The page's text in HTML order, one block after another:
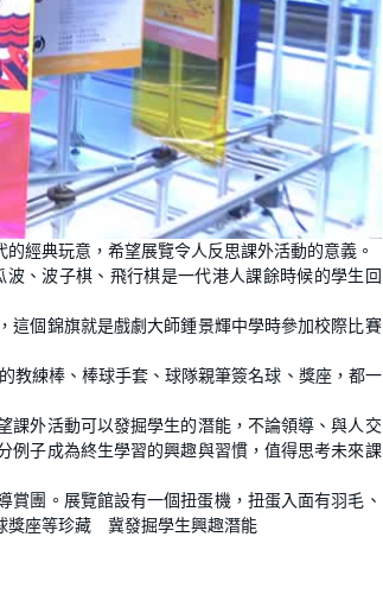
經典玩意，希望展覽令人反思課外活動的意義。
、波子棋、飛行棋是一代港人課餘時候的學生回
這個錦旗就是戲劇大師鍾景輝中學時參加校際比賽
教練棒、棒球手套、球隊親筆簽名球、獎座，都一
課外活動可以發掘學生的潛能，不論領導、與人交
例子成為終生學習的興趣與習慣，值得思考未來課
團。展覽館設有一個扭蛋機，扭蛋入面有羽毛、
獎座等珍藏 冀發掘學生興趣潛能